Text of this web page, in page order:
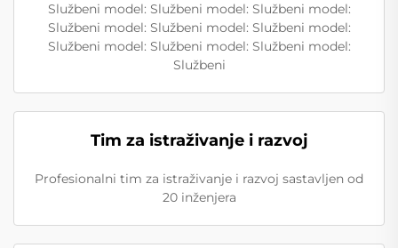
Službeni model: Službeni model: Službeni model:
Službeni model: Službeni model: Službeni model:
Službeni model: Službeni model: Službeni model:
Službeni
Tim za istraživanje i razvoj
Profesionalni tim za istraživanje i razvoj sastavljen od
20 inženjera